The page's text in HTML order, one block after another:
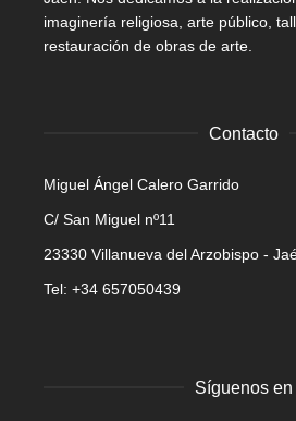
imaginería religiosa, arte público,
restauración de obras de arte.
Contacto
Miguel Ángel Calero Garrido
C/ San Miguel nº11
23330 Villanueva del Arzobispo -
Tel: +34 657050439
Síguenos en